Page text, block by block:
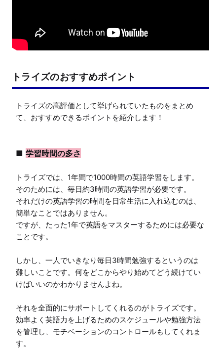
トライズのおすすめポイント
トライズの高評価として挙げられていたものをまとめ
て、おすすめできるポイントを紹介します！
■ 学習時間の多さ
トライズでは、1年間で1000時間の英語学習をします。
そのためには、毎日約3時間の英語学習が必要です。
それだけの英語学習の時間を日常生活に入れ込むのは、
簡単なことではありません。
ですが、たった1年で英語をマスターするためには必要な
ことです。
しかし、一人でいきなり毎日3時間勉強するというのは
難しいことです。何をどこからやり始めてどう続けてい
けばいいのかわかりませんよね。
それを全面的にサポートしてくれるのがトライズです。
効率よく英語力を上げるためのスケジュールや勉強方法
を管理し、モチベーションのコントロールもしてくれま
す。